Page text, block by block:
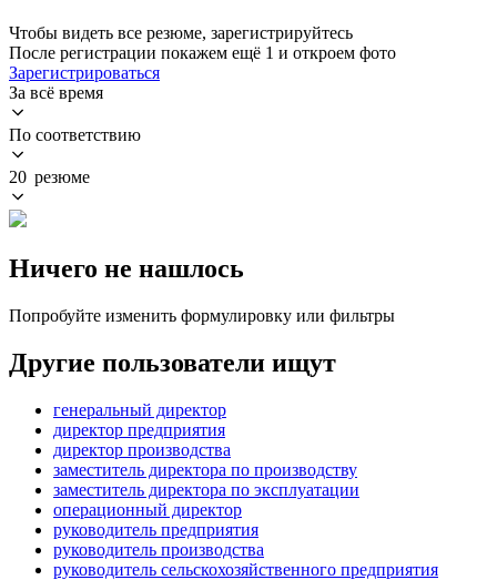
Чтобы видеть все резюме, зарегистрируйтесь
После регистрации покажем ещё 1 и откроем фото
Зарегистрироваться
За всё время
По соответствию
20 резюме
Ничего не нашлось
Попробуйте изменить формулировку или фильтры
Другие пользователи ищут
генеральный директор
директор предприятия
директор производства
заместитель директора по производству
заместитель директора по эксплуатации
операционный директор
руководитель предприятия
руководитель производства
руководитель сельскохозяйственного предприятия